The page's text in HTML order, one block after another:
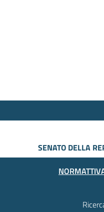
SENATO DELLA